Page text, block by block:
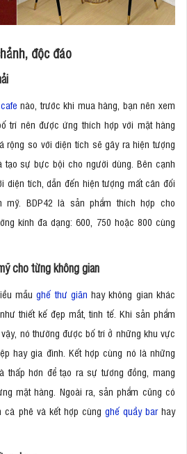
độc đáo
nào, trước khi mua hàng, bạn nên xem
trí nên được ứng thích hợp với mặt hàng
rộng so với diện tích sẽ gây ra hiện tượng
sự bực bội cho người dùng. Bên cạnh
diện tích, dẫn đến hiện tượng mất cân đối
BDP42 là sản phẩm thích hợp cho
kính đa dạng: 600, 750 hoặc 800 cùng
cho từng không gian
mẫughế thư giãn hay không gian khác
thiết kế đẹp mắt, tinh tế. Khi sản phẩm
nó thường được bố trí ở những khu vực
hay gia đình. Kết hợp cùng nó là những
thấp hơn để tạo ra sự tương đồng, mang
mặt hàng. Ngoài ra, sản phẩm cũng có
cà phê và kết hợp cùng ghế quầy barhay